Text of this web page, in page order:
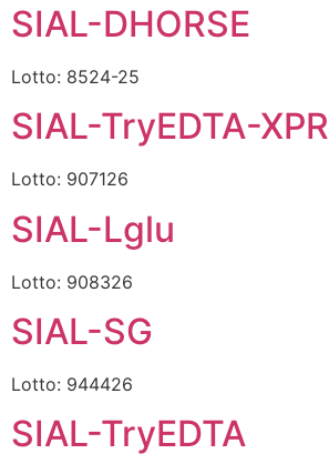
SIAL-DHORSE
Lotto: 8524-25
SIAL-TryEDTA-XPR
Lotto: 907126
SIAL-Lglu
Lotto: 908326
SIAL-SG
Lotto: 944426
SIAL-TryEDTA